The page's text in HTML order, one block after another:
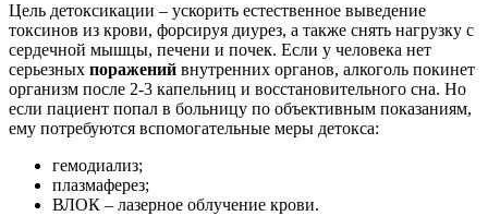
Цель детоксикации – ускорить естественное выведение
токсинов из крови, форсируя диурез, а также снять нагрузку с
сердечной мышцы, печени и почек. Если у человека нет
серьезных поражений внутренних органов, алкоголь покинет
организм после 2-3 капельниц и восстановительного сна. Но
если пациент попал в больницу по объективным показаниям,
ему потребуются вспомогательные меры детокса:
гемодиализ;
плазмаферез;
ВЛОК – лазерное облучение крови.